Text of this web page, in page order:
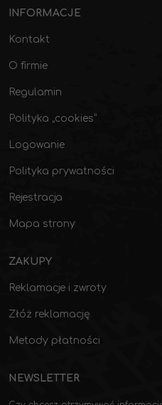
INFORMACJE
Kontakt
O firmie
Regulamin
Polityka „cookies”
Logowanie
Polityka prywatności
Rejestracja
Mapa strony
ZAKUPY
Reklamacje i zwroty
Złóż reklamację
Metody płatności
NEWSLETTER